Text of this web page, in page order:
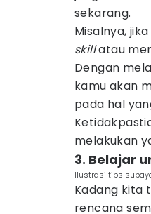
sekarang.
Misalnya,
skillatau
Dengan
kamu akan
pada hal
melakukan
3. Belajar
Ilustrasi tips
Kadang kita
rencana